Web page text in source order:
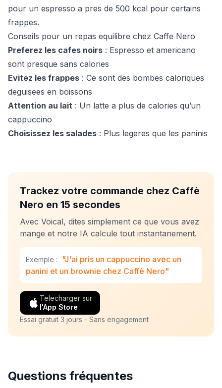
pour un espresso a pres de 500 kcal pour certains
frappes.
Conseils pour un repas equilibre chez Caffe Nero
Preferez les cafes noirs : Espresso et americano
sont presque sans calories
Evitez les frappes : Ce sont des bombes caloriques
deguisees en boissons
Attention au lait : Un latte a plus de calories qu’un
cappuccino
Choisissez les salades : Plus legeres que les paninis
Trackez votre commande chez Caffè
Nero en 15 secondes
Avec Voical, dites simplement ce que vous avez
mange et notre IA calcule tout instantanement.
Exemple :
"J'ai pris un cappuccino avec un
panini et un brownie chez Caffè Nero"
Telecharger sur
l'App Store
Essai gratuit 3 jours - Sans engagement
Questions fréquentes